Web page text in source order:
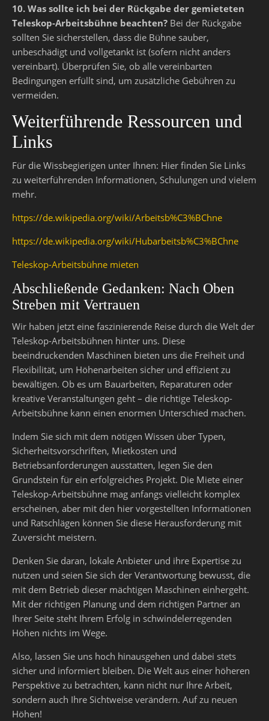
10. Was sollte ich bei der Rückgabe der gemieteten
Teleskop-Arbeitsbühne beachten? Bei der Rückgabe
sollten Sie sicherstellen, dass die Bühne sauber,
unbeschädigt und vollgetankt ist (sofern nicht anders
vereinbart). Überprüfen Sie, ob alle vereinbarten
Bedingungen erfüllt sind, um zusätzliche Gebühren zu
vermeiden.
Weiterführende Ressourcen und
Links
Für die Wissbegierigen unter Ihnen: Hier finden Sie Links
zu weiterführenden Informationen, Schulungen und vielem
mehr.
https://de.wikipedia.org/wiki/Arbeitsb%C3%BChne
https://de.wikipedia.org/wiki/Hubarbeitsb%C3%BChne
Teleskop-Arbeitsbühne mieten
Abschließende Gedanken: Nach Oben
Streben mit Vertrauen
Wir haben jetzt eine faszinierende Reise durch die Welt der
Teleskop-Arbeitsbühnen hinter uns. Diese
beeindruckenden Maschinen bieten uns die Freiheit und
Flexibilität, um Höhenarbeiten sicher und effizient zu
bewältigen. Ob es um Bauarbeiten, Reparaturen oder
kreative Veranstaltungen geht – die richtige Teleskop-
Arbeitsbühne kann einen enormen Unterschied machen.
Indem Sie sich mit dem nötigen Wissen über Typen,
Sicherheitsvorschriften, Mietkosten und
Betriebsanforderungen ausstatten, legen Sie den
Grundstein für ein erfolgreiches Projekt. Die Miete einer
Teleskop-Arbeitsbühne mag anfangs vielleicht komplex
erscheinen, aber mit den hier vorgestellten Informationen
und Ratschlägen können Sie diese Herausforderung mit
Zuversicht meistern.
Denken Sie daran, lokale Anbieter und ihre Expertise zu
nutzen und seien Sie sich der Verantwortung bewusst, die
mit dem Betrieb dieser mächtigen Maschinen einhergeht.
Mit der richtigen Planung und dem richtigen Partner an
Ihrer Seite steht Ihrem Erfolg in schwindelerregenden
Höhen nichts im Wege.
Also, lassen Sie uns hoch hinausgehen und dabei stets
sicher und informiert bleiben. Die Welt aus einer höheren
Perspektive zu betrachten, kann nicht nur Ihre Arbeit,
sondern auch Ihre Sichtweise verändern. Auf zu neuen
Höhen!